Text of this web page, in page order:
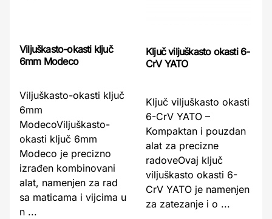
Viljuškasto-okasti ključ
6mm Modeco
Viljuškasto-okasti ključ
6mm
ModecoViljuškasto-
okasti ključ 6mm
Modeco je precizno
izrađen kombinovani
alat, namenjen za rad
sa maticama i vijcima u
n ...
Ključ viljuškasto okasti 6-
CrV YATO
Ključ viljuškasto okasti
6-CrV YATO –
Kompaktan i pouzdan
alat za precizne
radoveOvaj ključ
viljuškasto okasti 6-
CrV YATO je namenjen
za zatezanje i o ...